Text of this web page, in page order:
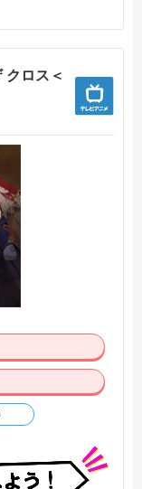
「導師」とな
他参照】
クロス＜